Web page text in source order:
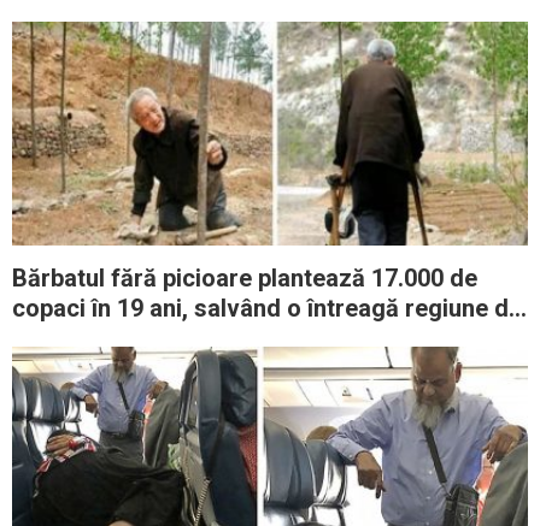
Bărbatul fără picioare plantează 17.000 de
copaci în 19 ani, salvând o întreagă regiune de